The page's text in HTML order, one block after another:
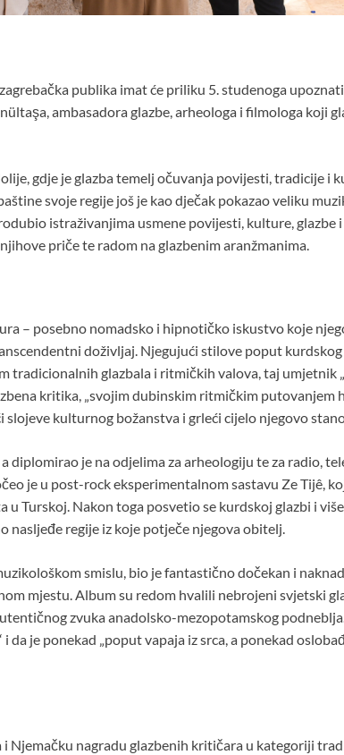
publika imat će priliku 5. studenoga
ambasadora glazbe, arheologa i filmologa koji
gdje je glazba temelj očuvanja povijesti, tradicije i
svoje regije još je kao dječak pokazao veliku
istraživanjima usmene povijesti, kulture, glazbe
priče te radom na glazbenim aranžmanima.
– posebno nomadsko i hipnotičko iskustvo koje
doživljaj. Njegujući stilove poput
tradicionalnih glazbala i ritmičkih valova, taj umjetnik
kritika, „svojim dubinskim ritmičkim putovanjem
slojeve kulturnog božanstva i grleći cijelo njegovo
diplomirao je na odjelima za arheologiju te za radio,
je u post-rock eksperimentalnom sastavu Ze Tijê,
u Turskoj. Nakon toga posvetio se kurdskoj glazbi i
nasljeđe regije iz koje potječe njegova obitelj.
smislu, bio je fantastično dočekan i
mjestu. Album su redom hvalili nebrojeni svjetski
zvuka anadolsko-mezopotamskog
da je ponekad „poput vapaja iz srca, a ponekad
Njemačku nagradu glazbenih kritičara u kategoriji